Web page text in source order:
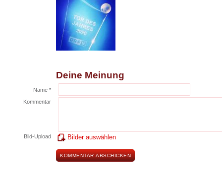
Deine Meinung
Name *
Kommentar
Bild-Upload Bilder auswählen